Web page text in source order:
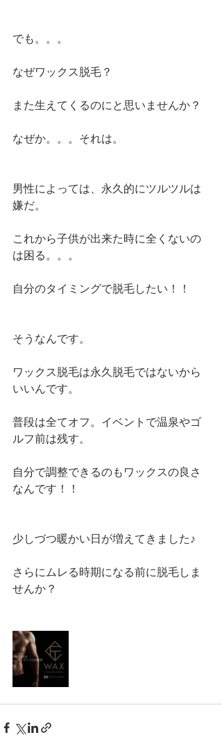
でも。。。
なぜワックス脱毛？
また生えてくるのにと思いませんか？
なぜか。。。それは。
男性によっては、永久的にツルツルは
嫌だ。
これから子供が出来た時に全くないの
は困る。。。
自分のタイミングで脱毛したい！！
そうなんです。
ワックス脱毛は永久脱毛ではないから
いいんです。
普段は全てオフ。イベントで温泉やゴ
ルフ前は残す。
自分で調整できるのもワックスの良さ
なんです！！
少しづつ暖かい日が増えてきました♪
さらにムレる時期になる前に脱毛しま
せんか？